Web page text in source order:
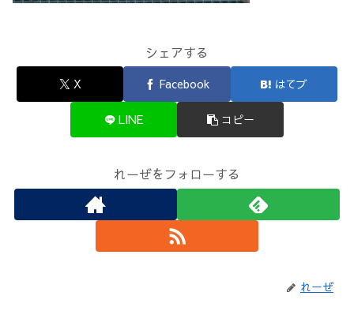
シェアする
X Facebook はてブ
LINE コピー
れーぜをフォローする
れーぜ